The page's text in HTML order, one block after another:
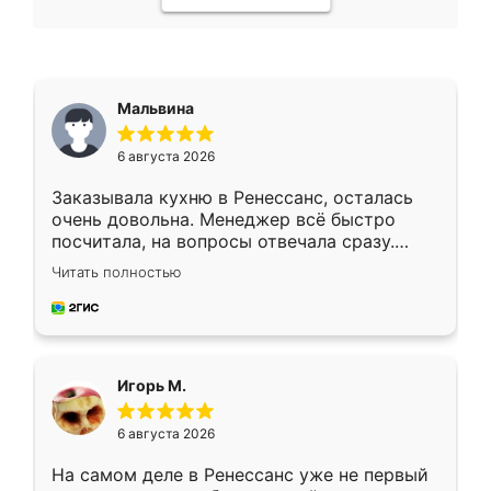
Мальвина
6 августа 2026
Заказывала кухню в Ренессанс, осталась
очень довольна. Менеджер всё быстро
посчитала, на вопросы отвечала сразу.
Замерщик приехал в субботу, подошёл к
делу со всей ответственностью. Собрали
за день, ребята работали аккуратно, даже
Читать полностью
Игорь М.
6 августа 2026
На самом деле в Ренессанс уже не первый